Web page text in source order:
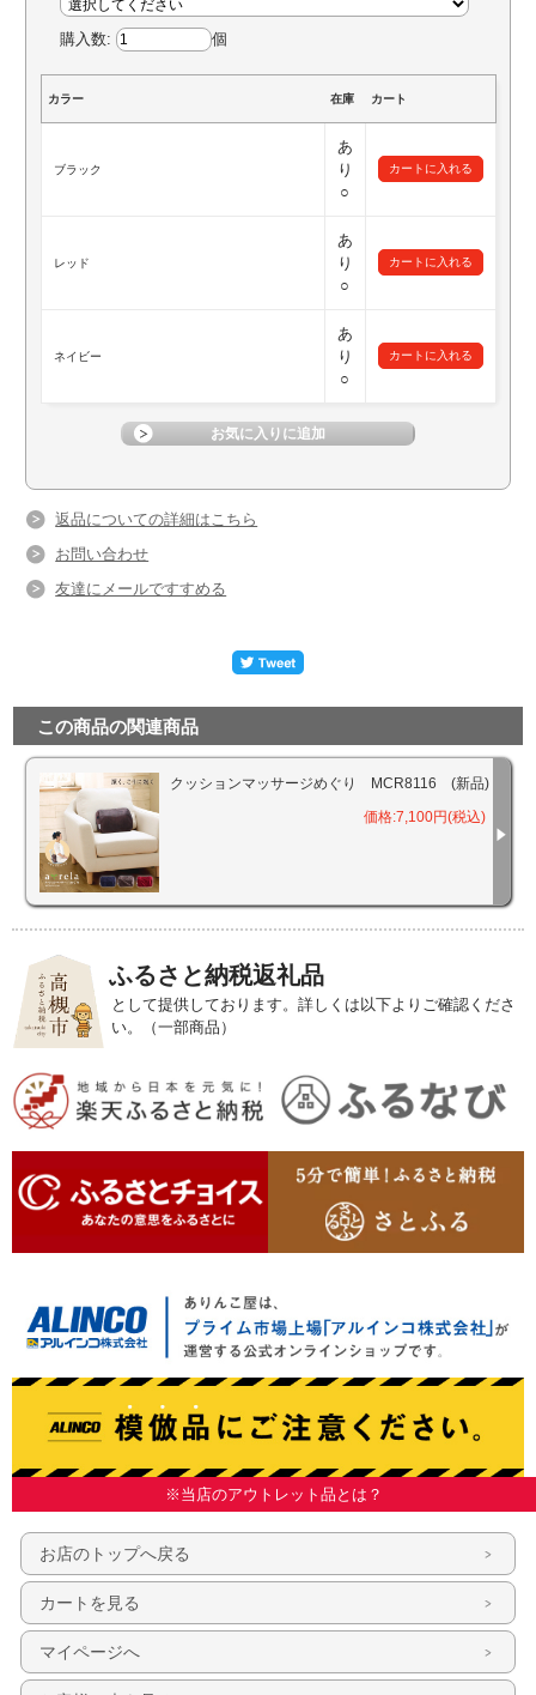
購入数: 個
カラー 在庫 カート
ブラック
あ
り
○
レッド
あ
り
○
ネイビー
あ
り
○
返品についての詳細はこちら
お問い合わせ
友達にメールですすめる
この商品の関連商品
クッションマッサージめぐり MCR8116 (新品)
価格:7,100円(税込)
ふるさと納税返礼品
として提供しております。詳しくは以下よりご確認くださ
い。（一部商品）
※当店のアウトレット品とは？
お店のトップへ戻る
カートを見る
マイページへ